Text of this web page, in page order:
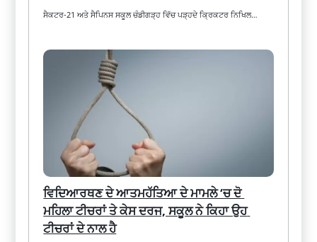
ਸੈਕਟਰ-21 ਅਤੇ ਸੈਪਿਨਸ ਸਕੂਲ ਚੰਡੀਗੜ੍ਹ ਵਿੱਚ ਪੜ੍ਹਦੇ ਕ੍ਰਿਕਟਰ ਨਿਖਿਲ…
ਵਿਦਿਆਰਥਣ ਦੇ ਆਤਮਹੱਤਿਆ ਦੇ ਮਾਮਲੇ ‘ਚ ਦੋ
ਮਹਿਲਾ ਟੀਚਰਾਂ ਤੇ ਕੇਸ ਦਰਜ, ਸਕੂਲ ਨੇ ਕਿਹਾ ਉਹ
ਟੀਚਰਾਂ ਦੇ ਨਾਲ ਹੈ